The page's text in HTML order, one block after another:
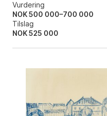
Vurdering
NOK 500 000–700 000
Tilslag
NOK525 000